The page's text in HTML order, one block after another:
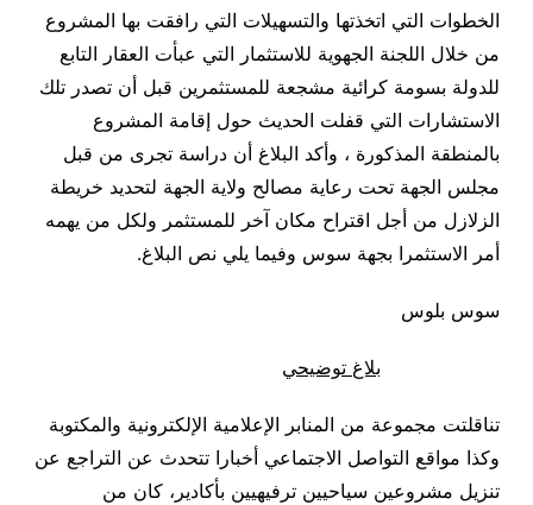
الخطوات التي اتخذتها والتسهيلات التي رافقت بها المشروع
من خلال اللجنة الجهوية للاستثمار التي عبأت العقار التابع
للدولة بسومة كرائية مشجعة للمستثمرين قبل أن تصدر تلك
الاستشارات التي قفلت الحديث حول إقامة المشروع
بالمنطقة المذكورة ، وأكد البلاغ أن دراسة تجرى من قبل
مجلس الجهة تحت رعاية مصالح ولاية الجهة لتحديد خريطة
الزلازل من أجل اقتراح مكان آخر للمستثمر ولكل من يهمه
أمر الاستثمرا بجهة سوس وفيما يلي نص البلاغ.
سوس بلوس
بلاغ توضيحي
تناقلتت مجموعة من المنابر الإعلامية الإلكترونية والمكتوبة
وكذا مواقع التواصل الاجتماعي أخبارا تتحدث عن التراجع عن
تنزيل مشروعين سياحيين ترفيهيين بأكادير، كان من